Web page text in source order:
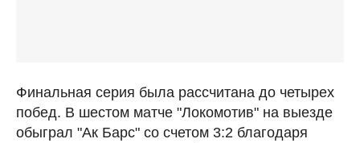
Финальная серия была рассчитана до четырех
побед. В шестом матче "Локомотив" на выезде
обыграл "Ак Барс" со счетом 3:2 благодаря